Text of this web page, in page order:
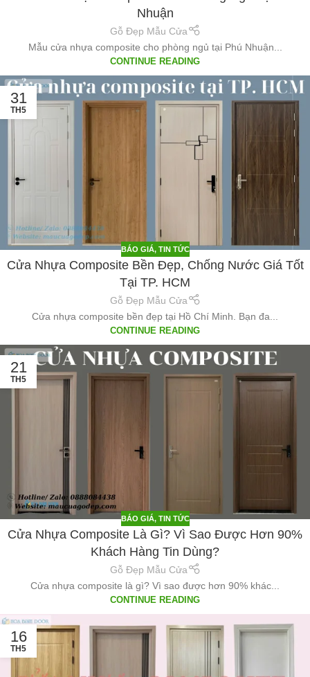
Nhuận
Gỗ Đẹp Mẫu Cửa
Mẫu cửa nhựa composite cho phòng ngủ tại Phú Nhuận...
CONTINUE READING
31
TH5
BÁO GIÁ, TIN TỨC
Cửa Nhựa Composite Bền Đẹp, Chống Nước Giá Tốt
Tại TP. HCM
Gỗ Đẹp Mẫu Cửa
Cửa nhựa composite bền đẹp tại Hồ Chí Minh. Bạn đa...
CONTINUE READING
21
TH5
BÁO GIÁ, TIN TỨC
Cửa Nhựa Composite Là Gì? Vì Sao Được Hơn 90%
Khách Hàng Tin Dùng?
Gỗ Đẹp Mẫu Cửa
Cửa nhựa composite là gì? Vì sao được hơn 90% khác...
CONTINUE READING
16
TH5